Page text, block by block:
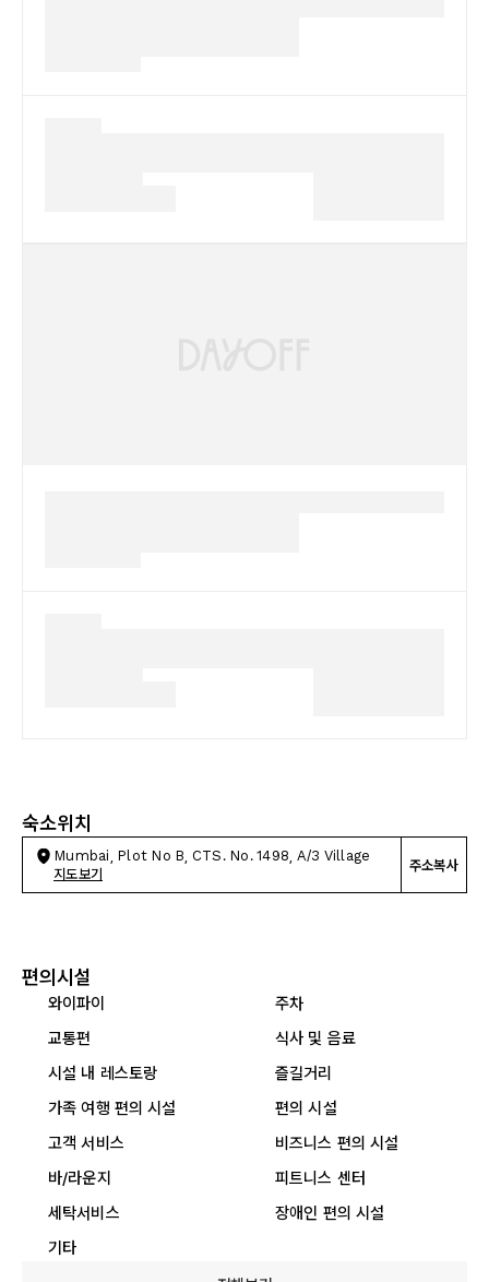
숙소위치
Mumbai, Plot No B, CTS. No. 1498, A/3 Village
지도보기
주소복사
편의시설
와이파이
주차
교통편
식사 및 음료
시설 내 레스토랑
즐길거리
가족 여행 편의 시설
편의 시설
고객 서비스
비즈니스 편의 시설
바/라운지
피트니스 센터
세탁서비스
장애인 편의 시설
기타